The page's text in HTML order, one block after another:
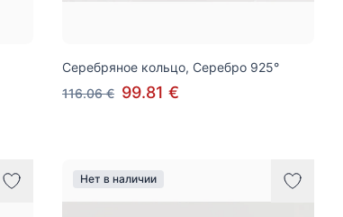
Серебряное кольцо, Серебро 925°
116.06 € 99.81 €
Нет в наличии